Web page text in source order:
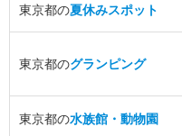
東京都の夏休みスポット
東京都のグランピング
東京都の水族館・動物園